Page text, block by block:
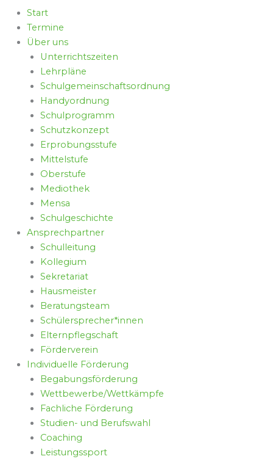
Start
Termine
Über uns
Unterrichtszeiten
Lehrpläne
Schulgemeinschaftsordnung
Handyordnung
Schulprogramm
Schutzkonzept
Erprobungsstufe
Mittelstufe
Oberstufe
Mediothek
Mensa
Schulgeschichte
Ansprechpartner
Schulleitung
Kollegium
Sekretariat
Hausmeister
Beratungsteam
Schülersprecher*innen
Elternpflegschaft
Förderverein
Individuelle Förderung
Begabungsförderung
Wettbewerbe/Wettkämpfe
Fachliche Förderung
Studien- und Berufswahl
Coaching
Leistungssport